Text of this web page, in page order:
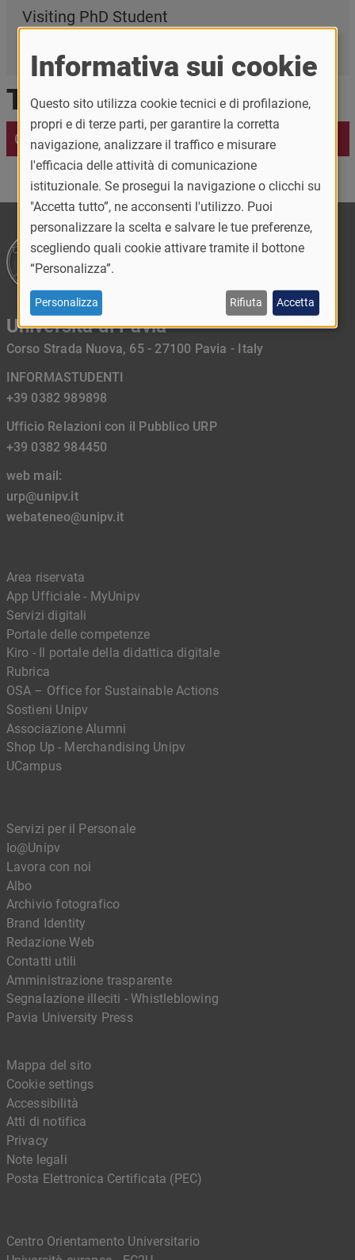
Visiting PhD Student
Ti interessa anche
Contatti
Università di Pavia
Corso Strada Nuova, 65 - 27100 Pavia - Italy
INFORMASTUDENTI
+39 0382 989898
Ufficio Relazioni con il Pubblico URP
+39 0382 984450
web mail:
urp@unipv.it
webateneo@unipv.it
Area riservata
App Ufficiale - MyUnipv
Servizi digitali
Portale delle competenze
Kiro - Il portale della didattica digitale
Rubrica
OSA – Office for Sustainable Actions
Sostieni Unipv
Associazione Alumni
Shop Up - Merchandising Unipv
UCampus
Servizi per il Personale
Io@Unipv
Lavora con noi
Albo
Archivio fotografico
Brand Identity
Redazione Web
Contatti utili
Amministrazione trasparente
Segnalazione illeciti - Whistleblowing
Pavia University Press
Centro Orientamento Universitario
Mappa del sito
Cookie settings
Accessibilità
Atti di notifica
Privacy
Note legali
Posta Elettronica Certificata (PEC)
Informativa sui cookie
Questo sito utilizza cookie tecnici e di profilazione,
propri e di terze parti, per garantire la corretta
navigazione, analizzare il traffico e misurare
l'efficacia delle attività di comunicazione
istituzionale. Se prosegui la navigazione o clicchi su
"Accetta tutto”, ne acconsenti l'utilizzo. Puoi
personalizzare la scelta e salvare le tue preferenze,
scegliendo quali cookie attivare tramite il bottone
“Personalizza”.
Personalizza Rifiuta Accetta